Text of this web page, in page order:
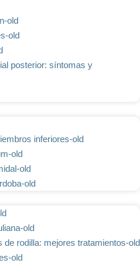
old
old
posterior: síntomas y
inferiores-old
old
old
old
old
de rodilla: mejores tratamientos-old
old